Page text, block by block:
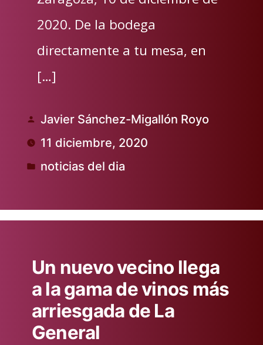
2020. De la bodega
directamente a tu mesa, en
[…]
Publicado
por
Javier Sánchez-Migallón Royo
11 diciembre, 2020
Publicado
noticias del dia
Un nuevo vecino llega
a la gama de vinos más
arriesgada de La
General